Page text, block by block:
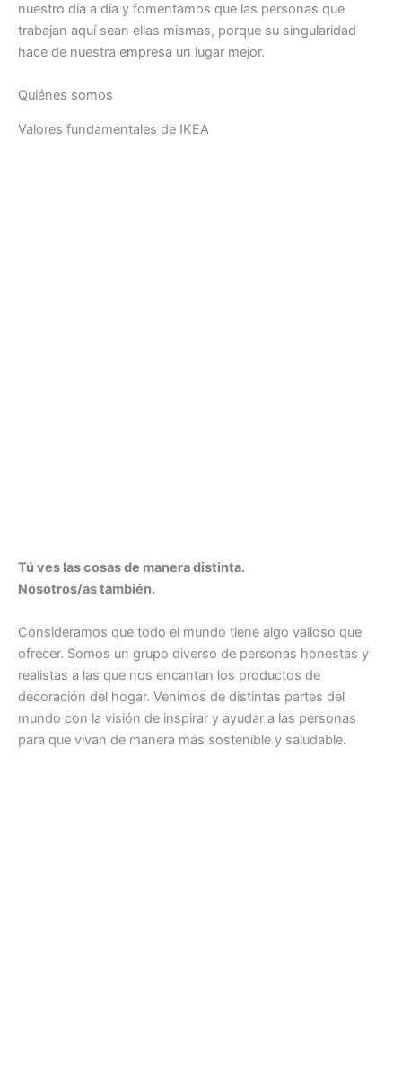
nuestro día a día y fomentamos que las personas que
trabajan aquí sean ellas mismas, porque su singularidad
hace de nuestra empresa un lugar mejor.
Quiénes somos
Valores fundamentales de IKEA
Tú ves las cosas de manera distinta.
Nosotros/as también.
Consideramos que todo el mundo tiene algo valioso que
ofrecer. Somos un grupo diverso de personas honestas y
realistas a las que nos encantan los productos de
decoración del hogar. Venimos de distintas partes del
mundo con la visión de inspirar y ayudar a las personas
para que vivan de manera más sostenible y saludable.